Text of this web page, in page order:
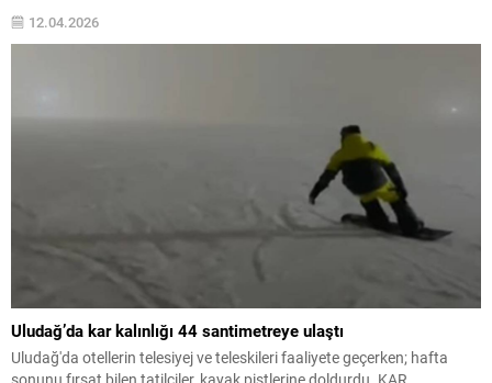
12.04.2026
Uludağ’da kar kalınlığı 44 santimetreye ulaştı
Uludağ'da otellerin telesiyej ve teleskileri faaliyete geçerken; hafta
sonunu fırsat bilen tatilciler, kayak pistlerine doldurdu. KAR